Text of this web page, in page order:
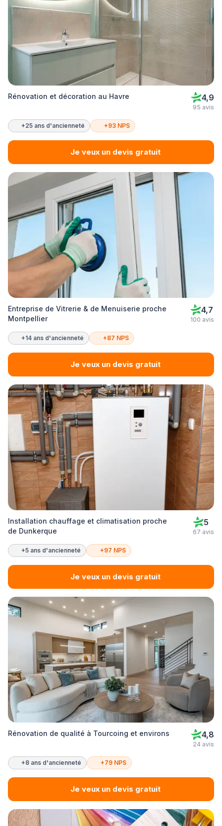
Rénovation et décoration au Havre 4,9
95 avis
+25 ans d'ancienneté +93 NPS
Je veux un devis gratuit
Entreprise de Vitrerie & de Menuiserie proche
Montpellier
4,7
100 avis
+14 ans d'ancienneté +87 NPS
Je veux un devis gratuit
Installation chauffage et climatisation proche
de Dunkerque
5
67 avis
+5 ans d'ancienneté +97 NPS
Je veux un devis gratuit
Rénovation de qualité à Tourcoing et environs 4,8
24 avis
+8 ans d'ancienneté +79 NPS
Je veux un devis gratuit